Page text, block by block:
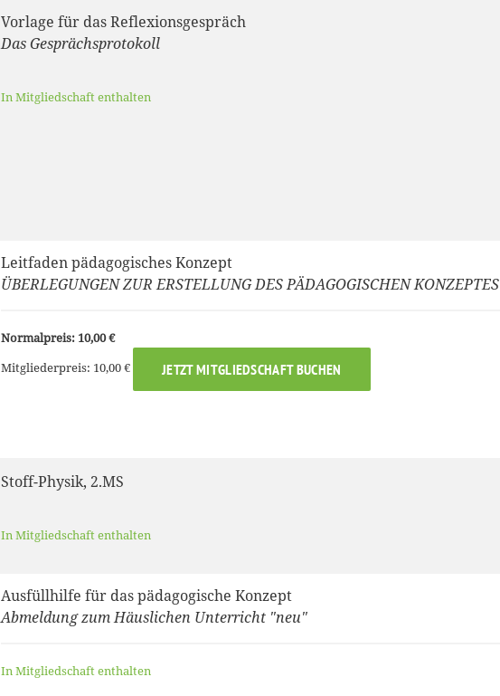
Vorlage für das Reflexionsgespräch
Das Gesprächsprotokoll
In Mitgliedschaft enthalten
Leitfaden pädagogisches Konzept
ÜBERLEGUNGEN ZUR ERSTELLUNG DES PÄDAGOGISCHEN KONZEPTES
Normalpreis: 10,00 €
Mitgliederpreis: 10,00 €
JETZT MITGLIEDSCHAFT BUCHEN
Stoff-Physik, 2.MS
In Mitgliedschaft enthalten
Ausfüllhilfe für das pädagogische Konzept
Abmeldung zum Häuslichen Unterricht "neu"
In Mitgliedschaft enthalten